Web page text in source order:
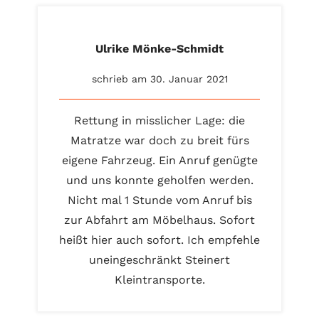
Ulrike Mönke-Schmidt
schrieb am 30. Januar 2021
Rettung in misslicher Lage: die
Matratze war doch zu breit fürs
eigene Fahrzeug. Ein Anruf genügte
und uns konnte geholfen werden.
Nicht mal 1 Stunde vom Anruf bis
zur Abfahrt am Möbelhaus. Sofort
heißt hier auch sofort. Ich empfehle
uneingeschränkt Steinert
Kleintransporte.